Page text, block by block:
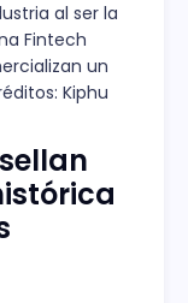
al ser la
Fintech
un
Kiphu